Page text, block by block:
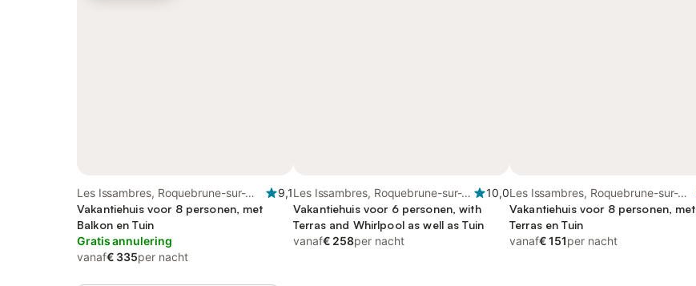
Les Issambres, Roquebrune-sur-
Argens
9,1
Vakantiehuis voor 8 personen, met
Balkon en Tuin
Gratis annulering
vanaf€ 335per nacht
Les Issambres, Roquebrune-sur-
Argens
10,0
Vakantiehuis voor 6 personen, with
Terras and Whirlpool as well as Tuin
vanaf€ 258per nacht
Les Issambres, Roquebrune-sur-
Argens
Vakantiehuis voor 8 personen, met
Terras en Tuin
vanaf€ 151per nacht